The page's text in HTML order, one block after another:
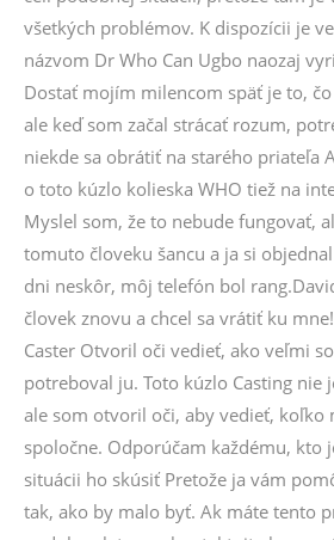
všetkých problémov. K dispozícii je
názvom Dr Who Can Ugbo naozaj
Dostať mojím milencom späť je to,
ale keď som začal strácať rozum,
niekde sa obrátiť na starého priateľa
o toto kúzlo kolieska WHO tiež na
Myslel som, že to nebude fungovať,
tomuto človeku šancu a ja si
dni neskôr, môj telefón bol
človek znovu a chcel sa vrátiť ku
Caster Otvoril oči vedieť, ako veľmi
potreboval ju. Toto kúzlo Casting nie
ale som otvoril oči, aby vedieť, koľko
spoločne. Odporúčam každému, kto
situácii ho skúsiť Pretože ja vám
tak, ako by malo byť. Ak máte tento